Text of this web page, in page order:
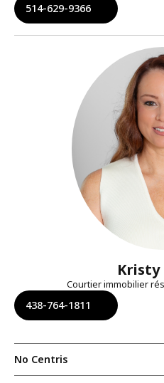
514-629-9366
Kristy
Courtier immobilier
438-764-1811
No Centris